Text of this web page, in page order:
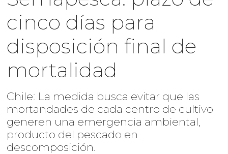
cinco días para
disposición final de
mortalidad
Chile: La medida busca evitar que las
mortandades de cada centro de cultivo
generen una emergencia ambiental,
producto del pescado en
descomposición.